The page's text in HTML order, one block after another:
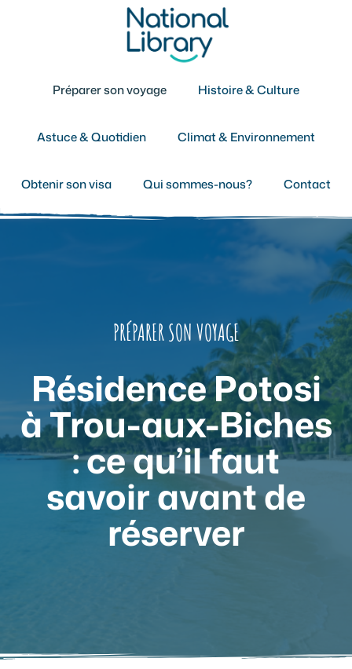
Préparer son voyage Histoire & Culture
Astuce & Quotidien Climat & Environnement
Obtenir son visa Qui sommes-nous? Contact
PRÉPARER SON VOYAGE
Résidence Potosi
à Trou-aux-Biches
: ce qu’il faut
savoir avant de
réserver